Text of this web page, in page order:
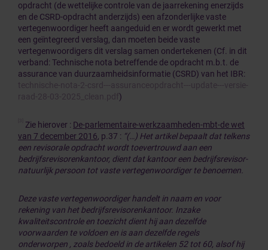
opdracht (de wettelijke controle van de jaarrekening enerzijds
en de CSRD-opdracht anderzijds) een afzonderlijke vaste
vertegenwoordiger heeft aangeduid en er wordt gewerkt met
een geïntegreerd verslag, dan moeten beide vaste
vertegenwoordigers dit verslag samen ondertekenen (Cf. in dit
verband: Technische nota betreffende de opdracht m.b.t. de
assurance van duurzaamheidsinformatie (CSRD) van het IBR:
technische-nota-2-csrd---assuranceopdracht---update---versie-
raad-28-03-2025_clean.pdf)
Zie hierover : De-parlementaire-werkzaamheden-mbt-de wet
van 7 december 2016, p.37 : “(…) Het artikel bepaalt dat telkens
een revisorale opdracht wordt toevertrouwd aan een
bedrijfsrevisorenkantoor, dient dat kantoor een bedrijfsrevisor-
natuurlijk persoon tot vaste vertegenwoordiger te benoemen.
Deze vaste vertegenwoordiger handelt in naam en voor
rekening van het bedrijfsrevisorenkantoor. Inzake
kwaliteitscontrole en toezicht dient hij aan dezelfde
voorwaarden te voldoen en is aan dezelfde regels
onderworpen , zoals bedoeld in de artikelen 52 tot 60, alsof hij